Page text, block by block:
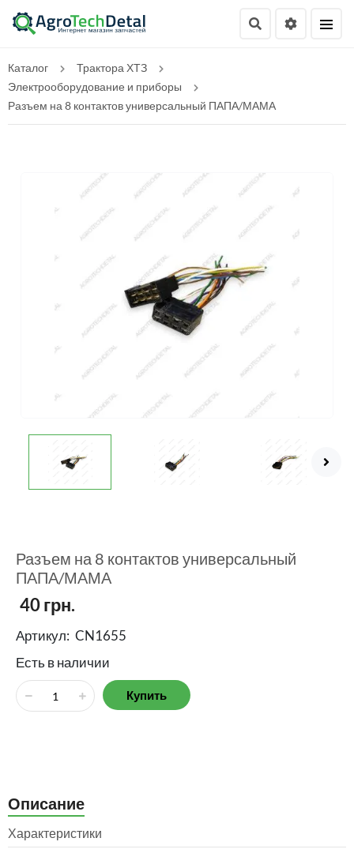
Каталог
Трактора ХТЗ
Электрооборудование и приборы
Разъем на 8 контактов универсальный ПАПА/МАМА
Разъем на 8 контактов универсальный
ПАПА/МАМА
40грн.
Артикул: CN1655
Есть в наличии
Купить
Описание
Характеристики